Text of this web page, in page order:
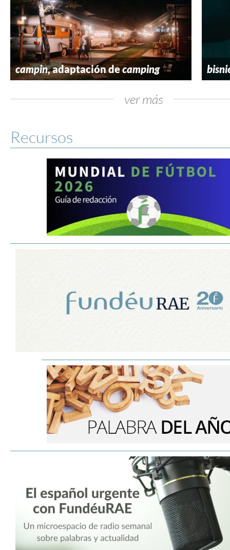
campin, adaptación decamping
ver más
Recursos